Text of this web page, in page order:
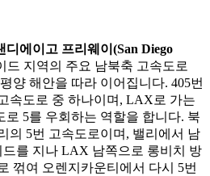
디에이고 프리웨이(San Diego
드 지역의 주요 남북축 고속도로
양 해안을 따라 이어집니다. 405번
속도로 중 하나이며, LAX로 가는
로 5를 우회하는 역할을 합니다. 북
의 5번 고속도로이며, 밸리에서 남
를 지나 LAX 남쪽으로 롱비치 방
꺾여 오렌지카운티에서 다시 5번